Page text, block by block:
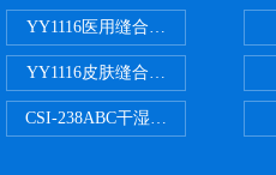
YY1116医用缝合线线径试验仪
YY1116皮肤缝合线线径测量仪
CSI-238ABC干湿电动摩擦色牢度